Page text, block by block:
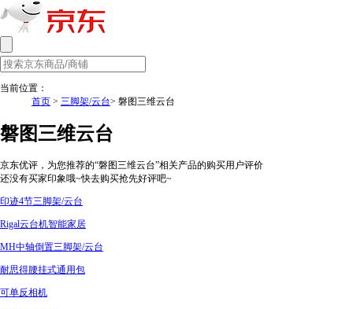
当前位置：
首页 > 三脚架/云台> 磐图三维云台
磐图三维云台
京东优评，为您推荐的“磐图三维云台”相关产品的购买用户评价
还没有买家印象哦~快去购买抢先好评吧~
印迹4节三脚架/云台
Rigal云台机智能家居
MH中轴倒置三脚架/云台
耐思得腰挂式通用包
可单反相机